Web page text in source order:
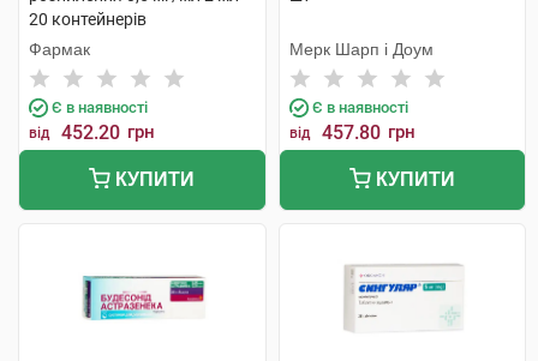
20 контейнерів
Фармак
Є в наявності
від 452.20 грн
КУПИТИ
Мерк Шарп і Доум
Є в наявності
від 457.80 грн
КУПИТИ